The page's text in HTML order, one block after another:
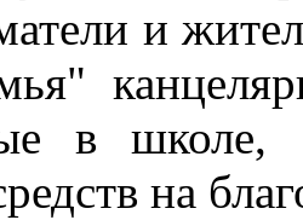
и
в школе,
на